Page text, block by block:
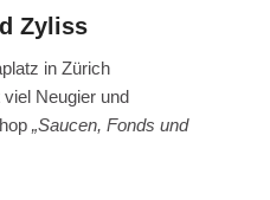
Zyliss
in Zürich
Neugier und
„Saucen, Fonds und